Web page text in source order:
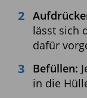
lässt sich
dafür
Befüllen:
in die